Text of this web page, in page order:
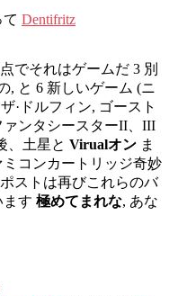
Dentifritz
でそれはゲームだ 3 別
, と 6 新しいゲーム (ニ
·ドルフィン, ゴースト
ンタシースターII、III
、土星と Virualオン ま
コンカートリッジ奇妙
ストは再びこれらのバ
ます 極めてまれな, あな